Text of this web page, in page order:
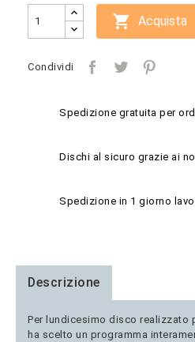
 Acquista
Condividi
Spedizione gratuita per
Dischi al sicuro grazie ai
Spedizione in 1 giorno
Descrizione
Per lundicesimo disco realizzato
ha scelto un programma